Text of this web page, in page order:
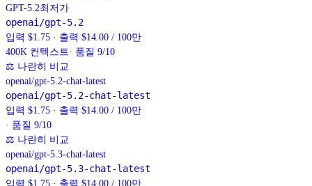
GPT-5.2최저가
openai/gpt-5.2
입력 $1.75 · 출력 $14.00 / 100만
400K 컨텍스트· 품질 9/10
⚖ 나란히 비교
openai/gpt-5.2-chat-latest
openai/gpt-5.2-chat-latest
입력 $1.75 · 출력 $14.00 / 100만
· 품질 9/10
⚖ 나란히 비교
openai/gpt-5.3-chat-latest
openai/gpt-5.3-chat-latest
입력 $1.75 · 출력 $14.00 / 100만